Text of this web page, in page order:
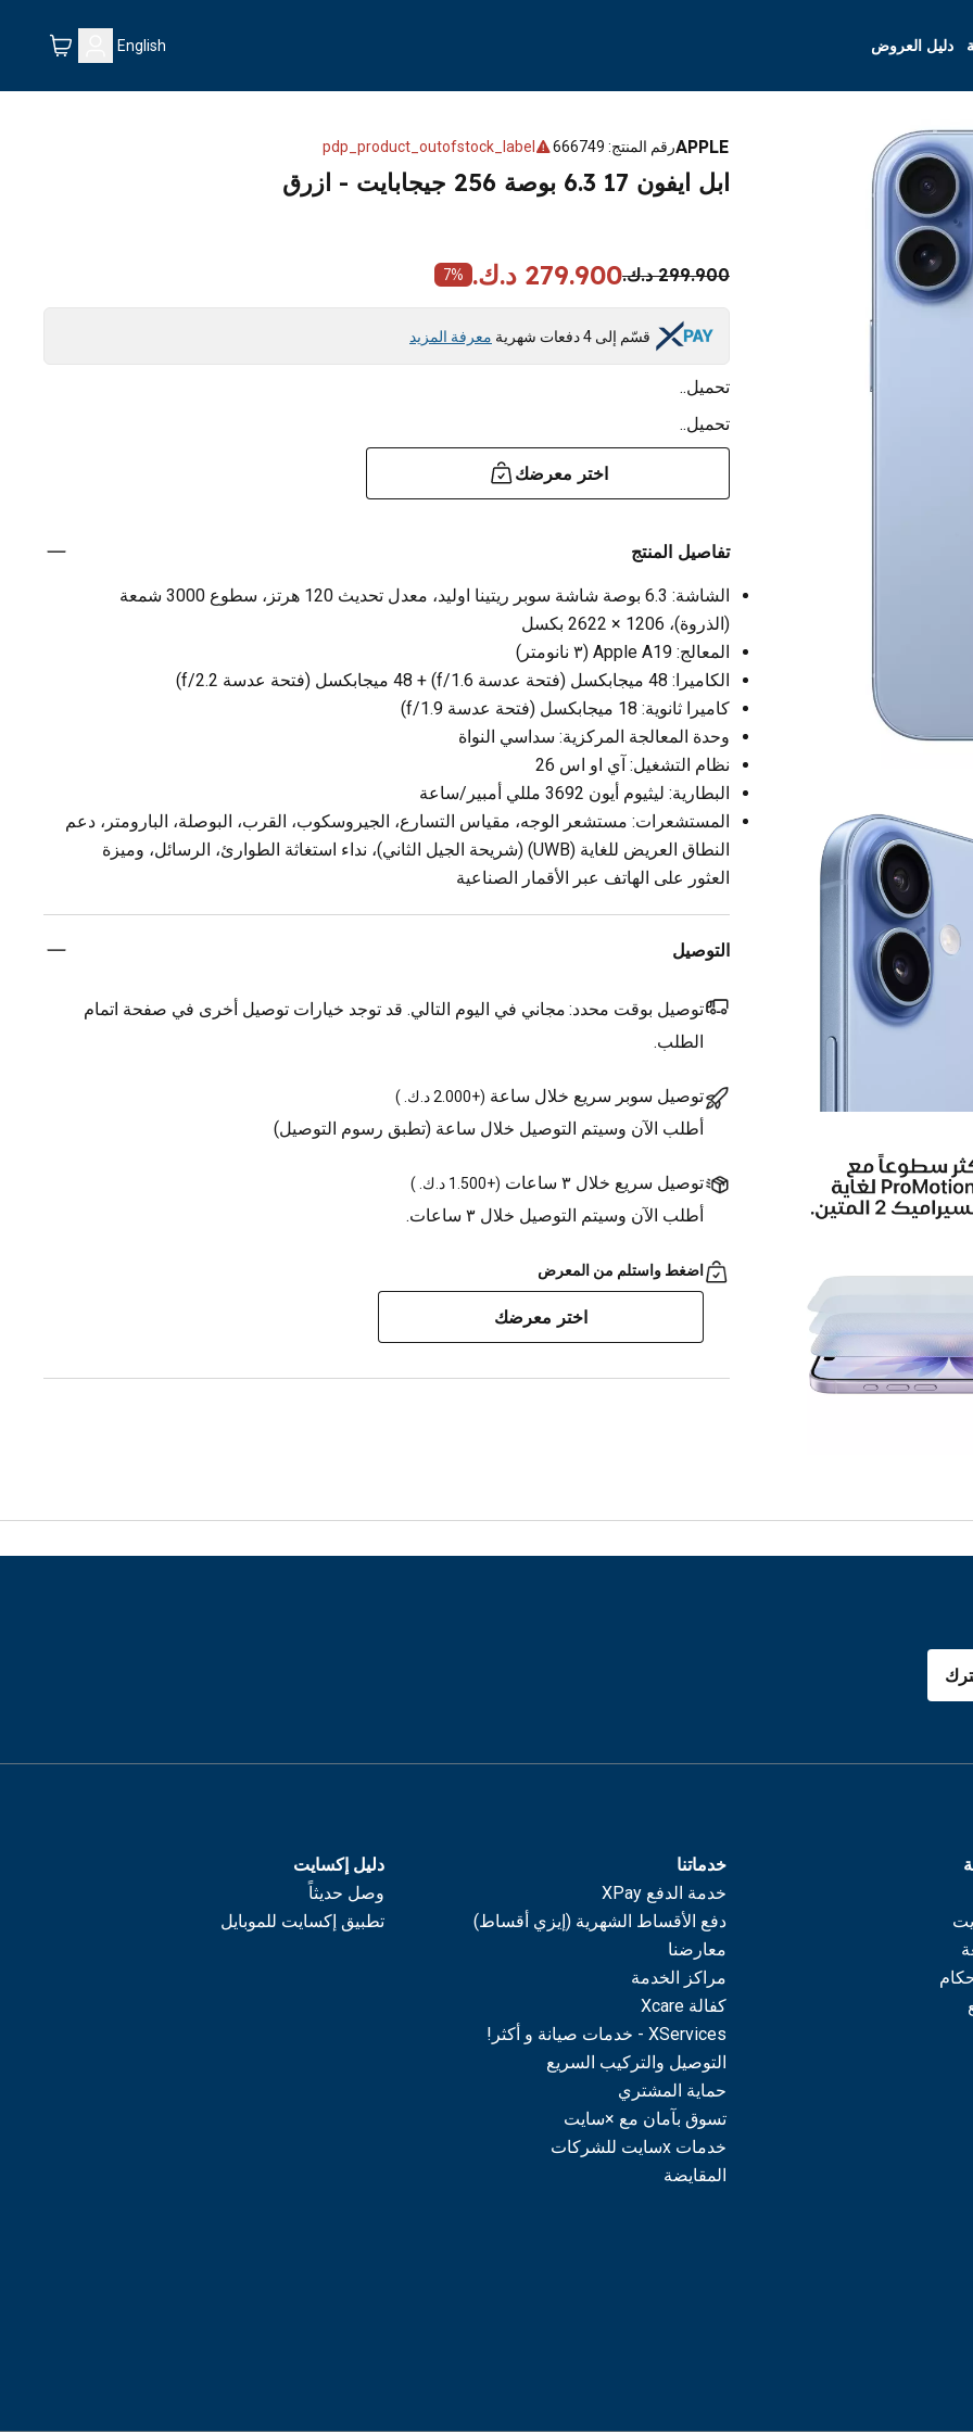
دليل العروض English
APPLEرقم المنتج:
666749
pdp_product_outofstock_label
ابل ايفون 17 6.3 بوصة 256 جيجابايت - ازرق
299.900 د.ك. 279.900 د.ك. 7%
قسّم إلى 4 دفعات شهرية معرفة المزيد
تحميل..
تحميل..
اختر معرضك
تفاصيل المنتج
الشاشة: 6.3 بوصة شاشة سوبر ريتينا اوليد، معدل تحديث 120 هرتز، سطوع 3000 شمعة
(الذروة)، 1206 × 2622 بكسل
المعالج: Apple A19 (٣ نانومتر)
الكاميرا: 48 ميجابكسل (فتحة عدسة f/1.6) + 48 ميجابكسل (فتحة عدسة f/2.2)
كاميرا ثانوية: 18 ميجابكسل (فتحة عدسة f/1.9)
وحدة المعالجة المركزية: سداسي النواة
نظام التشغيل: آي او اس 26
البطارية: ليثيوم أيون 3692 مللي أمبير/ساعة
المستشعرات: مستشعر الوجه، مقياس التسارع، الجيروسكوب، القرب، البوصلة، البارومتر، دعم
النطاق العريض للغاية (UWB) (شريحة الجيل الثاني)، نداء استغاثة الطوارئ، الرسائل، وميزة
العثور على الهاتف عبر الأقمار الصناعية
التوصيل
توصيل بوقت محدد: مجاني في اليوم التالي. قد توجد خيارات توصيل أخرى في صفحة اتمام
الطلب.
توصيل سوبر سريع خلال ساعة (+2.000 د.ك. )
أطلب الآن وسيتم التوصيل خلال ساعة (تطبق رسوم التوصيل)
توصيل سريع خلال ٣ ساعات (+1.500 د.ك. )
أطلب الآن وسيتم التوصيل خلال ٣ ساعات.
اضغط واستلم من المعرض
اختر معرضك
خدماتنا
خدمة الدفع XPay
دفع الأقساط الشهرية (إيزي أقساط)
معارضنا
مراكز الخدمة
كفالة Xcare
XServices - خدمات صيانة و أكثر!
التوصيل والتركيب السريع
حماية المشتري
تسوق بآمان مع ×سايت
خدمات xسايت للشركات
المقايضة
دليل إكسايت
وصل حديثاً
تطبيق إكسايت للموبايل